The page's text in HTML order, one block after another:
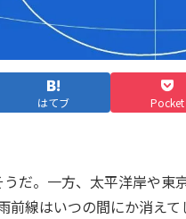
はてブ Pocket
だ。一方、太平洋岸や東
線はいつの間にか消えて